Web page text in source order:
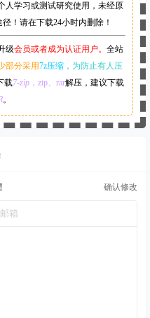
人学习或测试研究使用，未经原
！请在下载24小时内删除！
级会员或者成为认证用户。 全站
部分采用7z压缩， 为防止有人压
载7-zip，zip、rar解压，建议下载
。
确认修改